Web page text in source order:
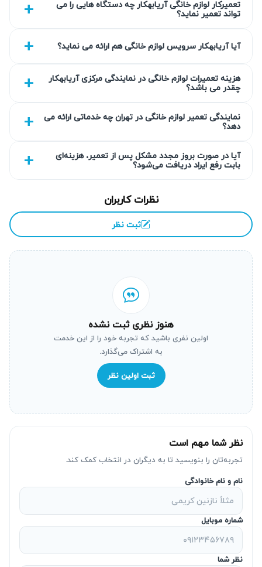
تعمیرکار لوازم خانگی آریابهکار چه دستگاه هایی را می
تواند تعمیر نماید؟
آیا آریابهکار سرویس لوازم خانگی هم ارائه می نماید؟
هزینه تعمیرات لوازم خانگی در نمایندگی مرکزی آریابهکار
چقدر می باشد؟
نمایندگی تعمیر لوازم خانگی در تهران چه خدماتی ارائه می
دهد؟
آیا در صورت بروز مجدد مشکل پس از تعمیر، هزینه‌ای
بابت رفع ایراد دریافت می‌شود؟
نظرات کاربران
ثبت نظر
هنوز نظری ثبت نشده
اولین نفری باشید که تجربه خود را از این خدمت
به اشتراک می‌گذارد.
ثبت اولین نظر
نظر شما مهم است
تجربه‌تان را بنویسید تا به دیگران در انتخاب کمک کند.
نام و نام خانوادگی
شماره موبایل
نظر شما